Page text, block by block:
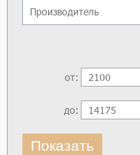
Производитель
от:
до:
Показать